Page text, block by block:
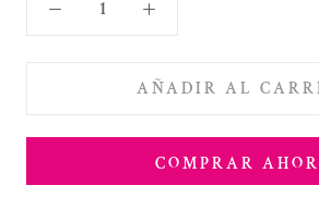
AÑADIR AL
COMPRAR